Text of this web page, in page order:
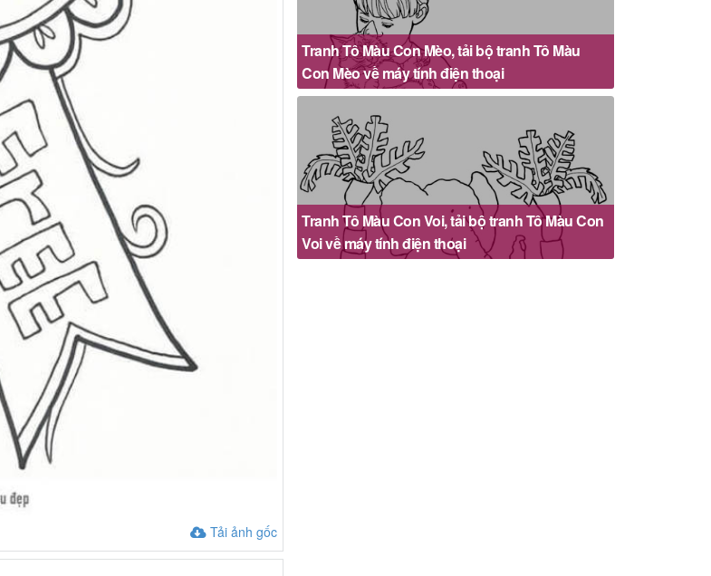
Tải ảnh gốc
Tranh Tô Màu Con Mèo, tải bộ tranh Tô Màu
Con Mèo về máy tính điện thoại
Tranh Tô Màu Con Voi, tải bộ tranh Tô Màu Con
Voi về máy tính điện thoại